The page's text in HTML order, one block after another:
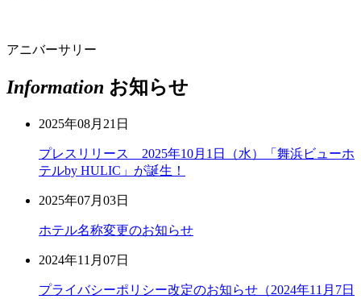
アニバーサリー
Information お知らせ
2025年08月21日
プレスリリース 2025年10月1日（水）「舞浜ビューホ
テルby HULIC」が誕生！
2025年07月03日
ホテル名称変更のお知らせ
2024年11月07日
プライバシーポリシー改定のお知らせ（2024年11月7日